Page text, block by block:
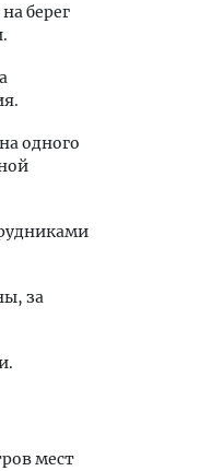
берег
одного
за
мест